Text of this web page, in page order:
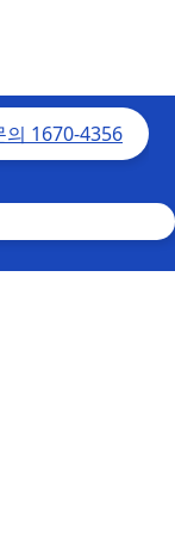
의 1670-4356